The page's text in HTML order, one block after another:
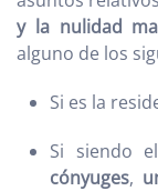
y la nulidad
alguno de los
Si es la
Si siendo
cónyuges,